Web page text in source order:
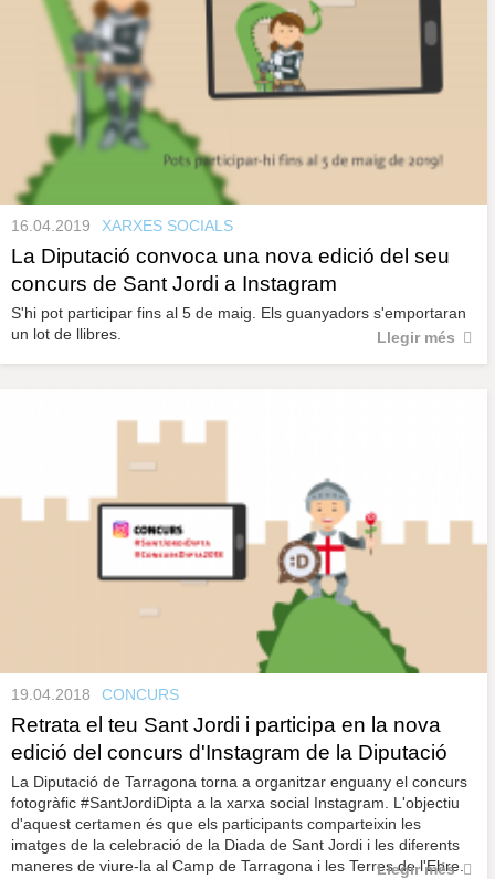
16.04.2019 XARXES SOCIALS
La Diputació convoca una nova edició del seu
concurs de Sant Jordi a Instagram
S'hi pot participar fins al 5 de maig. Els guanyadors s'emportaran
un lot de llibres.
Llegir més
19.04.2018 CONCURS
Retrata el teu Sant Jordi i participa en la nova
edició del concurs d'Instagram de la Diputació
La Diputació de Tarragona torna a organitzar enguany el concurs
fotogràfic #SantJordiDipta a la xarxa social Instagram. L'objectiu
d'aquest certamen és que els participants comparteixin les
imatges de la celebració de la Diada de Sant Jordi i les diferents
maneres de viure-la al Camp de Tarragona i les Terres de l'Ebre.
Llegir més